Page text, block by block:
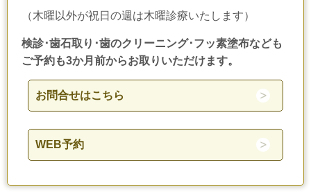
（木曜以外が祝日の週は木曜診療いたします）
検診･歯石取り･歯のクリーニング･フッ素塗布なども
ご予約も3か月前からお取りいただけます。
お問合せはこちら
WEB予約